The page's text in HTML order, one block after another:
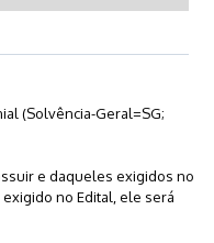
(Solvência-Geral=SG;
e daqueles exigidos no
no Edital, ele será